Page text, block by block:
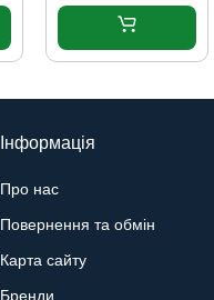
Інформація
Про нас
Повернення та обмін
Карта сайту
Бренди